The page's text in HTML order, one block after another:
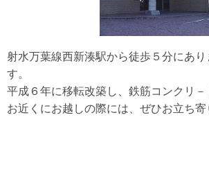
射水万葉線西新湊駅から徒歩５分にあり
す。
平成６年に移転改築し、鉄筋コンクリ－
お近くにお越しの際には、ぜひお立ち寄